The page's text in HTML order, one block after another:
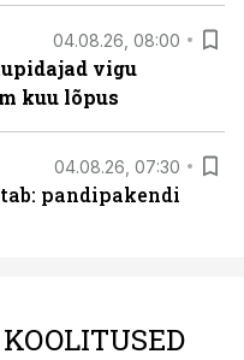
04.08.26, 08:00
vigu
kuu lõpus
04.08.26, 07:30
pandipakendi